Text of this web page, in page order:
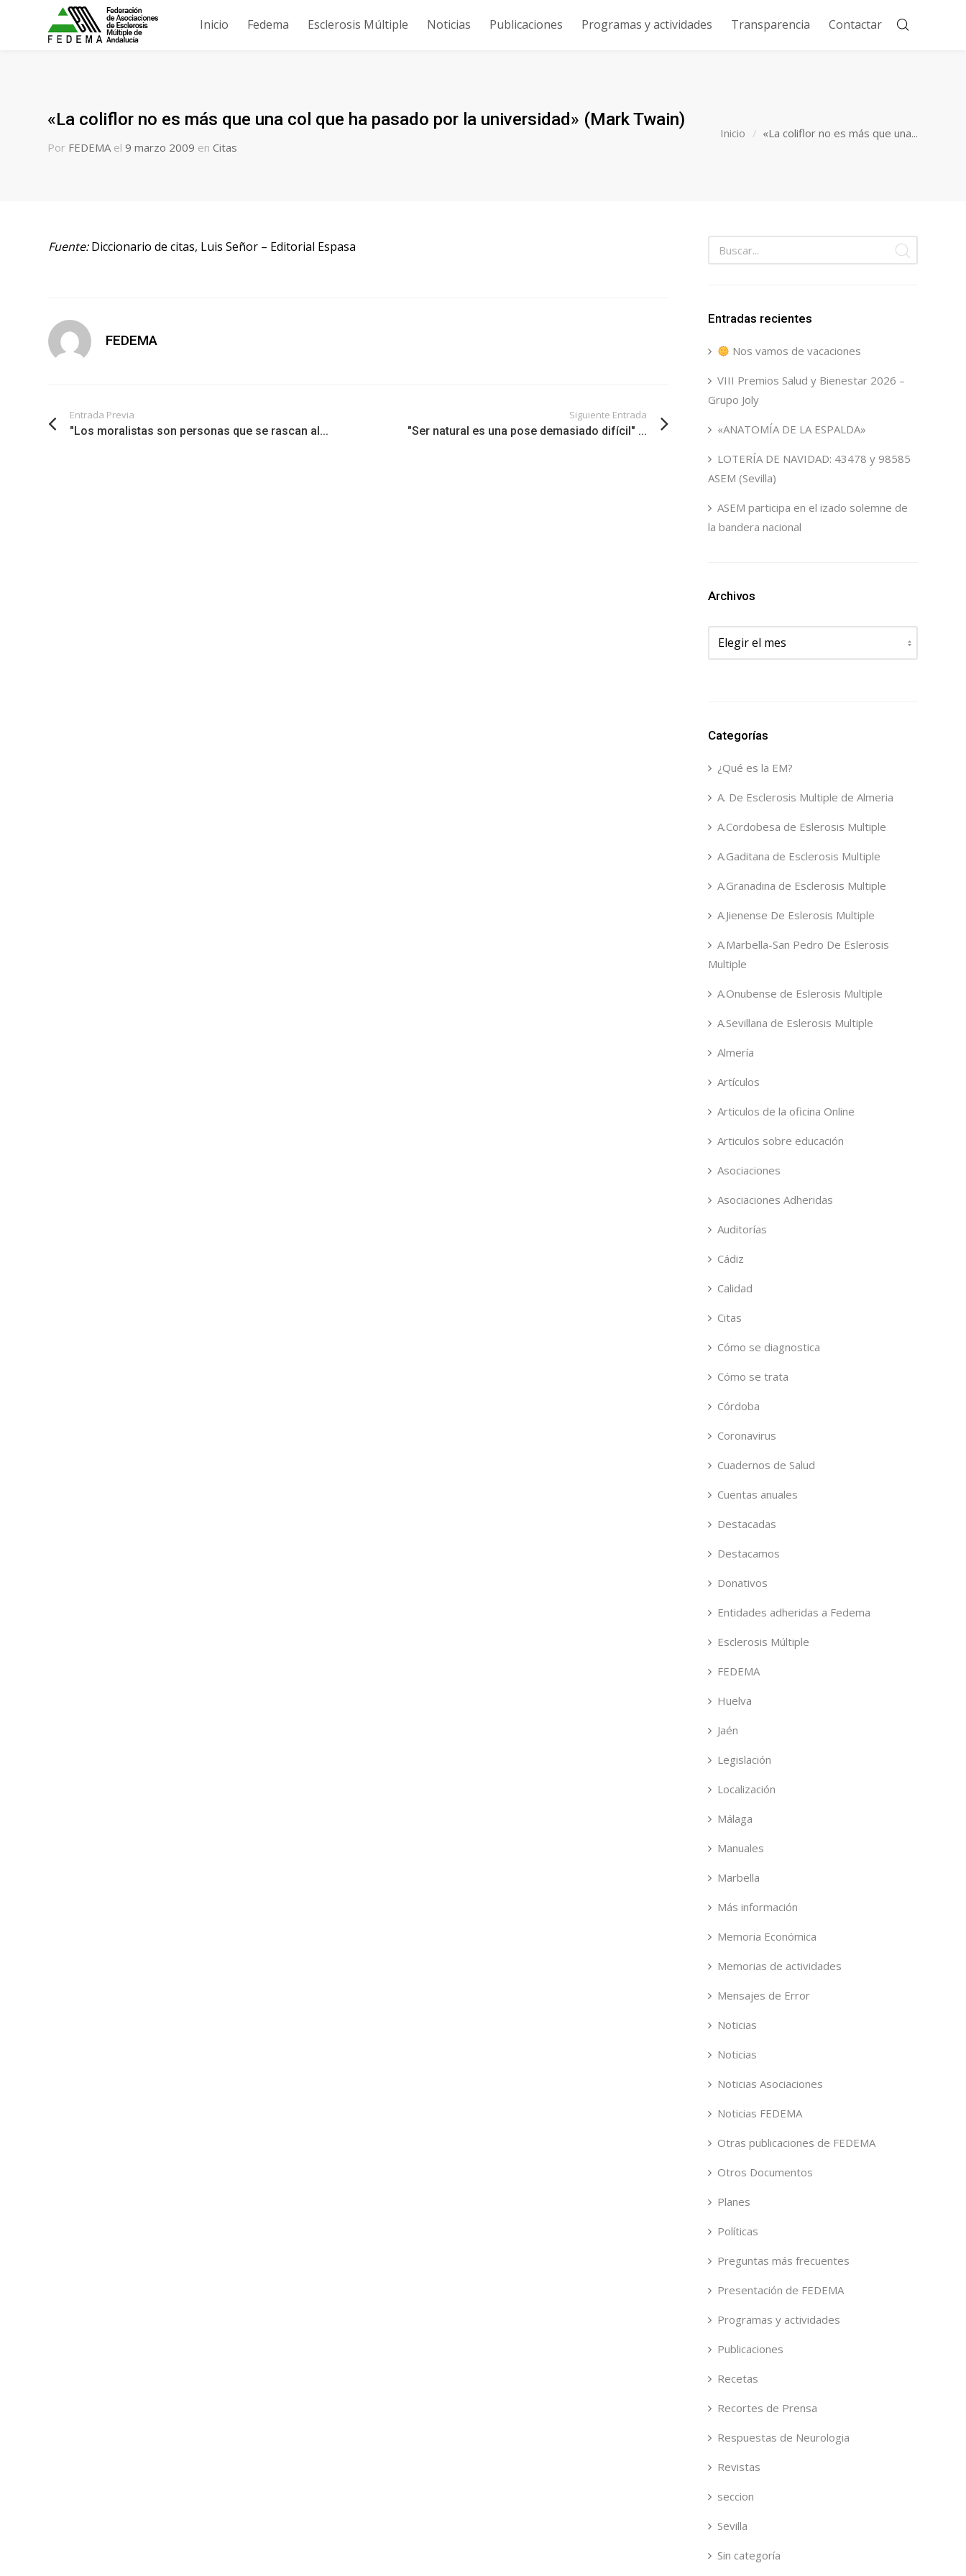
Inicio Fedema Esclerosis Múltiple Noticias Publicaciones Programas y actividades Transparencia Contactar
«La coliflor no es más que una col que ha pasado por la universidad» (Mark Twain)
Por FEDEMA el 9 marzo 2009 en Citas
Inicio «La coliflor no es más que una...
Fuente:Diccionario de citas, Luis Señor – Editorial Espasa
FEDEMA
Entrada Previa
"Los moralistas son personas que se rascan al...
Siguiente Entrada
"Ser natural es una pose demasiado difícil" ...
Entradas recientes
Nos vamos de vacaciones
VIII Premios Salud y Bienestar 2026 –
Grupo Joly
«ANATOMÍA DE LA ESPALDA»
LOTERÍA DE NAVIDAD: 43478 y 98585
ASEM (Sevilla)
ASEM participa en el izado solemne de
la bandera nacional
Archivos
Archivos
Categorías
¿Qué es la EM?
A. De Esclerosis Multiple de Almeria
A.Cordobesa de Eslerosis Multiple
A.Gaditana de Esclerosis Multiple
A.Granadina de Esclerosis Multiple
A.Jienense De Eslerosis Multiple
A.Marbella-San Pedro De Eslerosis
Multiple
A.Onubense de Eslerosis Multiple
A.Sevillana de Eslerosis Multiple
Almería
Artículos
Articulos de la oficina Online
Articulos sobre educación
Asociaciones
Asociaciones Adheridas
Auditorías
Cádiz
Calidad
Citas
Cómo se diagnostica
Cómo se trata
Córdoba
Coronavirus
Cuadernos de Salud
Cuentas anuales
Destacadas
Destacamos
Donativos
Entidades adheridas a Fedema
Esclerosis Múltiple
FEDEMA
Huelva
Jaén
Legislación
Localización
Málaga
Manuales
Marbella
Más información
Memoria Económica
Memorias de actividades
Mensajes de Error
Noticias
Noticias
Noticias Asociaciones
Noticias FEDEMA
Otras publicaciones de FEDEMA
Otros Documentos
Planes
Políticas
Preguntas más frecuentes
Presentación de FEDEMA
Programas y actividades
Publicaciones
Recetas
Recortes de Prensa
Respuestas de Neurologia
Revistas
seccion
Sevilla
Sin categoría